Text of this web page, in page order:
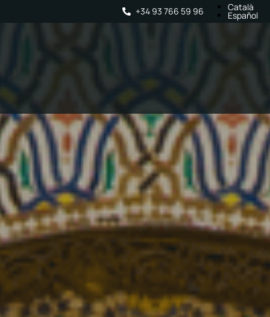
+34 93 766 59 96 Català
Español